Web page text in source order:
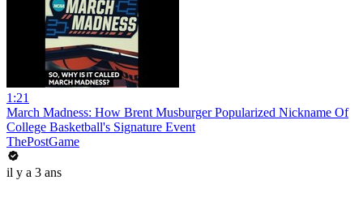
1:21
March Madness: How Brent Musburger Popularized Nickname Of
College Basketball's Signature Event
ThePostGame
il y a 3 ans